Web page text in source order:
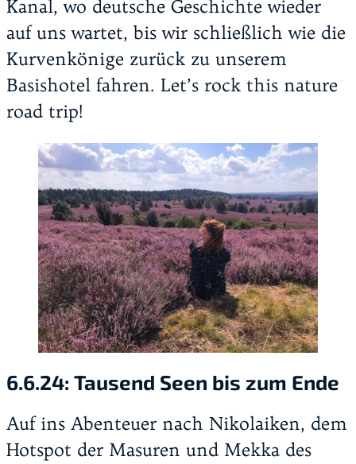
Kanal, wo deutsche Geschichte wieder
auf uns wartet, bis wir schließlich wie die
Kurvenkönige zurück zu unserem
Basishotel fahren. Let’s rock this nature
road trip!
6.6.24: Tausend Seen bis zum Ende
Auf ins Abenteuer nach Nikolaiken, dem
Hotspot der Masuren und Mekka des